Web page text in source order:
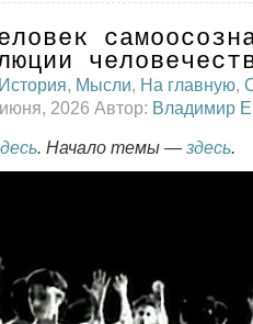
История, Мысли, На главную,
июня, 2026 Автор: Владимир
. Начало темы — здесь.